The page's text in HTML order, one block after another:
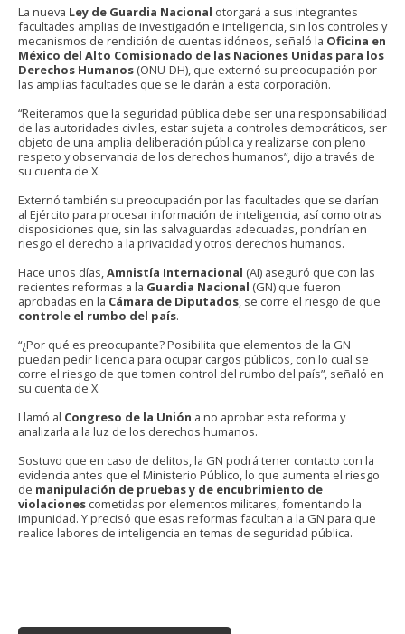
La nueva Ley de Guardia Nacional otorgará a sus integrantes
facultades amplias de investigación e inteligencia, sin los controles y
mecanismos de rendición de cuentas idóneos, señaló la Oficina en
México del Alto Comisionado de las Naciones Unidas para los
Derechos Humanos (ONU-DH), que externó su preocupación por
las amplias facultades que se le darán a esta corporación.
“Reiteramos que la seguridad pública debe ser una responsabilidad
de las autoridades civiles, estar sujeta a controles democráticos, ser
objeto de una amplia deliberación pública y realizarse con pleno
respeto y observancia de los derechos humanos”, dijo a través de
su cuenta de X.
Externó también su preocupación por las facultades que se darían
al Ejército para procesar información de inteligencia, así como otras
disposiciones que, sin las salvaguardas adecuadas, pondrían en
riesgo el derecho a la privacidad y otros derechos humanos.
Hace unos días,Amnistía Internacional (AI) aseguró que con las
recientes reformas a la Guardia Nacional (GN) que fueron
aprobadas en la Cámara de Diputados, se corre el riesgo de que
controle el rumbo del país.
“¿Por qué es preocupante? Posibilita que elementos de la GN
puedan pedir licencia para ocupar cargos públicos, con lo cual se
corre el riesgo de que tomen control del rumbo del país”, señaló en
su cuenta de X.
Llamó al Congreso de la Unión a no aprobar esta reforma y
analizarla a la luz de los derechos humanos.
Sostuvo que en caso de delitos, la GN podrá tener contacto con la
evidencia antes que el Ministerio Público, lo que aumenta el riesgo
de manipulación de pruebas y de encubrimiento de
violaciones cometidas por elementos militares, fomentando la
impunidad. Y precisó que esas reformas facultan a la GN para que
realice labores de inteligencia en temas de seguridad pública.